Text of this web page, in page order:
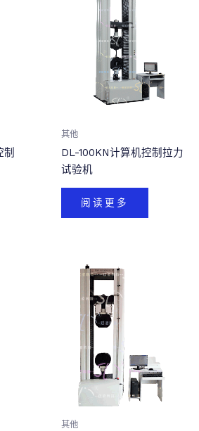
其他
DL-100KN计算机控制拉力
试验机
阅读更多
其他